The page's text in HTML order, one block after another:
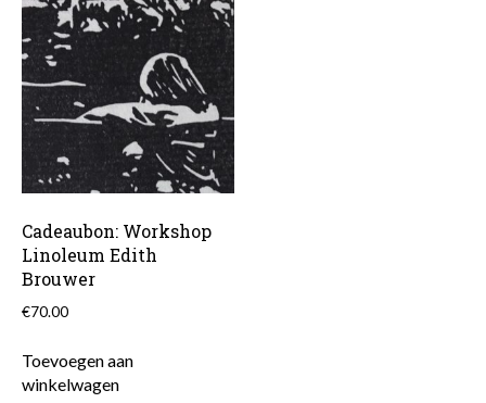
Cadeaubon: Workshop
Linoleum Edith
Brouwer
€70.00
Toevoegen aan
winkelwagen